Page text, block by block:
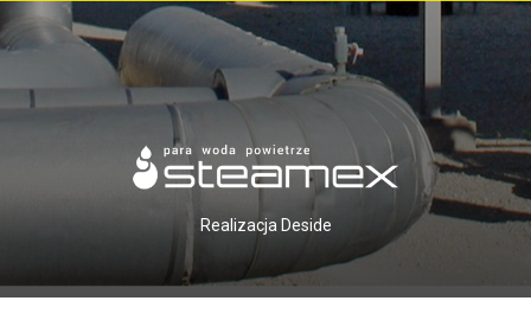
Realizacja Deside